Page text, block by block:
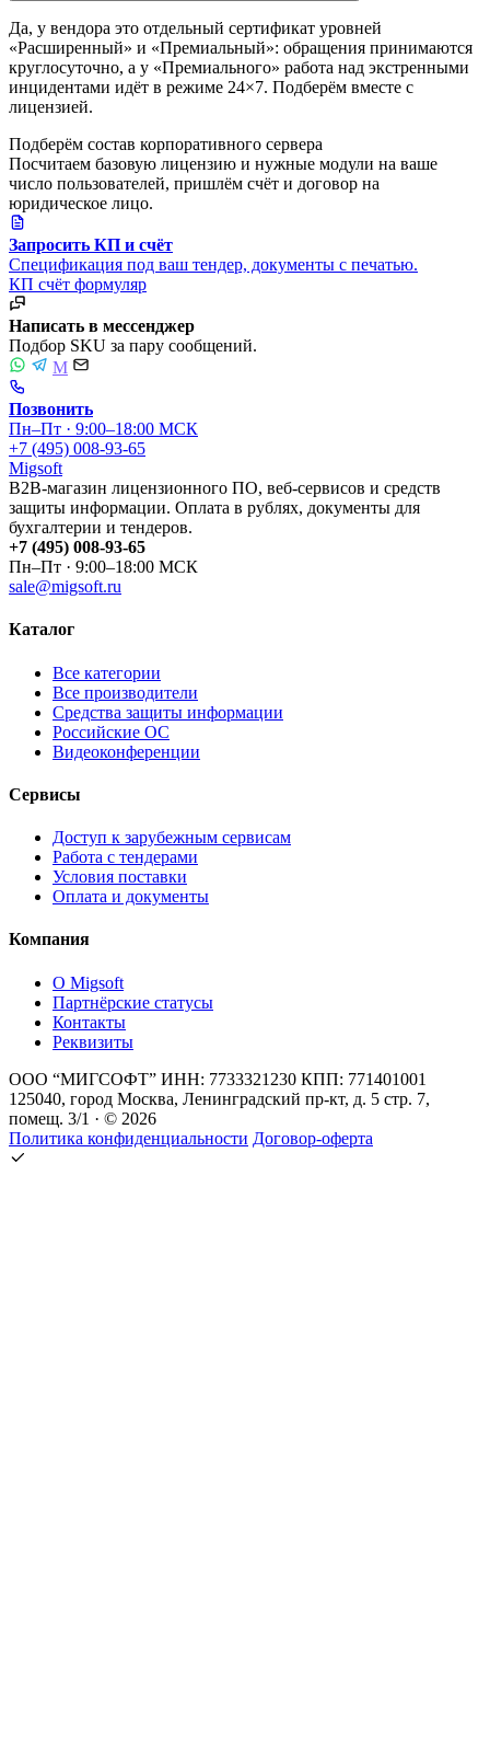
Да, у вендора это отдельный сертификат уровней
«Расширенный» и «Премиальный»: обращения принимаются
круглосуточно, а у «Премиального» работа над экстренными
инцидентами идёт в режиме 24×7. Подберём вместе с
лицензией.
Подберём состав корпоративного сервера
Посчитаем базовую лицензию и нужные модули на ваше
число пользователей, пришлём счёт и договор на
юридическое лицо.
Запросить КП и счёт
Спецификация под ваш тендер, документы с печатью.
КП счёт формуляр
Написать в мессенджер
Подбор SKU за пару сообщений.
M
Позвонить
Пн–Пт · 9:00–18:00 МСК
+7 (495) 008-93-65
Migsoft
B2B-магазин лицензионного ПО, веб-сервисов и средств
защиты информации. Оплата в рублях, документы для
бухгалтерии и тендеров.
+7 (495) 008-93-65
Пн–Пт · 9:00–18:00 МСК
sale@migsoft.ru
Каталог
Все категории
Все производители
Средства защиты информации
Российские ОС
Видеоконференции
Сервисы
Доступ к зарубежным сервисам
Работа с тендерами
Условия поставки
Оплата и документы
Компания
О Migsoft
Партнёрские статусы
Контакты
Реквизиты
ООО “МИГСОФТ” ИНН: 7733321230 КПП: 771401001
125040, город Москва, Ленинградский пр-кт, д. 5 стр. 7,
помещ. 3/1 · © 2026
Политика конфиденциальности Договор-оферта